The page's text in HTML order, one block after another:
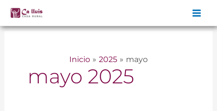
contenido
Inicio 2025 mayo
mayo 2025